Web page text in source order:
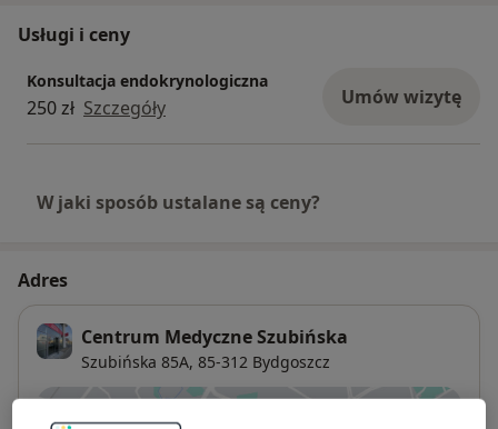
Usługi i ceny
Konsultacja endokrynologiczna
250 zł Szczegóły Umów wizytę
W jaki sposób ustalane są ceny?
Adres
Centrum Medyczne Szubińska
Szubińska 85A, 85-312 Bydgoszcz